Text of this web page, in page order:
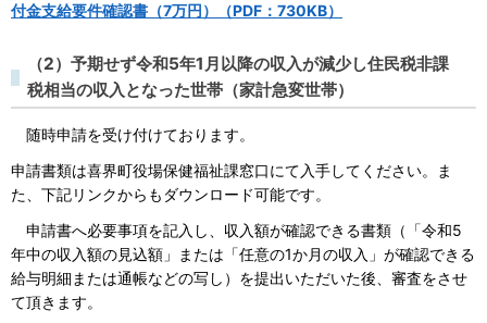
付金支給要件確認書（7万円）（PDF：730KB）
（2）予期せず令和5年1月以降の収入が減少し住民税非課
税相当の収入となった世帯（家計急変世帯）
随時申請を受け付けております。
申請書類は喜界町役場保健福祉課窓口にて入手してください。ま
た、下記リンクからもダウンロード可能です。
申請書へ必要事項を記入し、収入額が確認できる書類（「令和5
年中の収入額の見込額」または「任意の1か月の収入」が確認できる
給与明細または通帳などの写し）を提出いただいた後、審査をさせ
て頂きます。